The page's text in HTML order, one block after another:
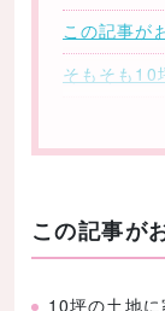
この記事が
そもそも10
狭小住宅の
デメリッ
この記事が
10坪の土地